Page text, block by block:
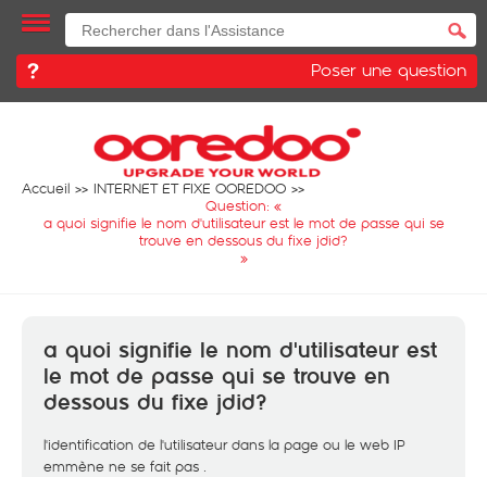
Poser une question
Accueil
INTERNET ET FIXE OOREDOO
Question: «
a quoi signifie le nom d'utilisateur est le mot de passe qui se
trouve en dessous du fixe jdid?
»
a quoi signifie le nom d'utilisateur est
le mot de passe qui se trouve en
dessous du fixe jdid?
l'identification de l'utilisateur dans la page ou le web IP
emmène ne se fait pas .